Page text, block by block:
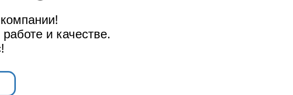
и качестве.